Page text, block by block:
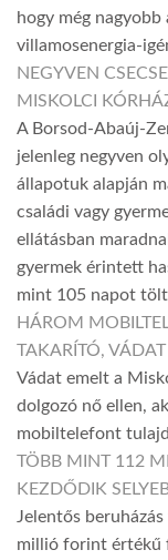
hogy még
villamosenergia-
NEGYVEN
MISKOLCI
A Borsod-Abaúj-
jelenleg negyven
állapotuk alapján
családi vagy
ellátásban
gyermek érintett
mint 105 napot
HÁROM
TAKARÍTÓ,
Vádat emelt a
dolgozó nő ellen,
mobiltelefont
TÖBB MINT 112
KEZDŐDIK
Jelentős
millió forint értékű